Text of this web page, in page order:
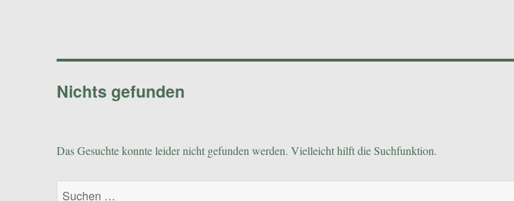
Nichts gefunden
Das Gesuchte konnte leider nicht gefunden werden. Vielleicht hilft die Suchfunktion.
Suchen